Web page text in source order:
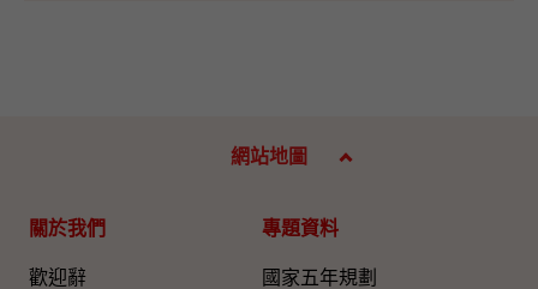
網站地圖
關於我們
歡迎辭
專題資料
國家五年規劃